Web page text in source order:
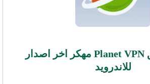
تحميل تطبيق Planet VPN مهكر اخر اصدار
للاندرويد